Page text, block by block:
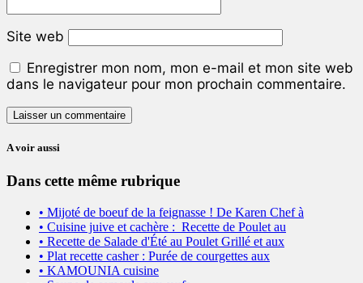
Site web
Enregistrer mon nom, mon e-mail et mon site web
dans le navigateur pour mon prochain commentaire.
A voir aussi
Dans cette même rubrique
• Mijoté de boeuf de la feignasse ! De Karen Chef à
• Cuisine juive et cachère : Recette de Poulet au
• Recette de Salade d'Été au Poulet Grillé et aux
• Plat recette casher : Purée de courgettes aux
• KAMOUNIA cuisine